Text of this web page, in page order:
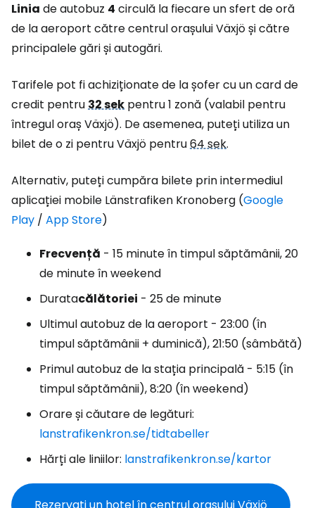
Linia de autobuz 4 circulă la fiecare un sfert de oră
de la aeroport către centrul orașului Växjö și către
principalele gări și autogări.
Tarifele pot fi achiziționate de la șofer cu un card de
credit pentru32 sek pentru 1 zonă (valabil pentru
întregul oraș Växjö). De asemenea, puteți utiliza un
bilet de o zi pentru Växjö pentru64 sek.
Alternativ, puteți cumpăra bilete prin intermediul
aplicației mobile Länstrafiken Kronoberg (Google
Play / App Store)
Frecvență - 15 minute în timpul săptămânii, 20
de minute în weekend
Duratacălătoriei - 25 de minute
Ultimul autobuz de la aeroport - 23:00 (în
timpul săptămânii + duminică), 21:50 (sâmbătă)
Primul autobuz de la stația principală - 5:15 (în
timpul săptămânii), 8:20 (în weekend)
Orare și căutare de legături:
lanstrafikenkron.se/tidtabeller
Hărți ale liniilor: lanstrafikenkron.se/kartor